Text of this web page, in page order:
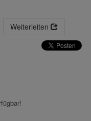
Weiterleiten